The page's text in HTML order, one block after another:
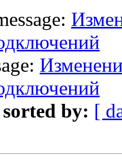
sorted by: [